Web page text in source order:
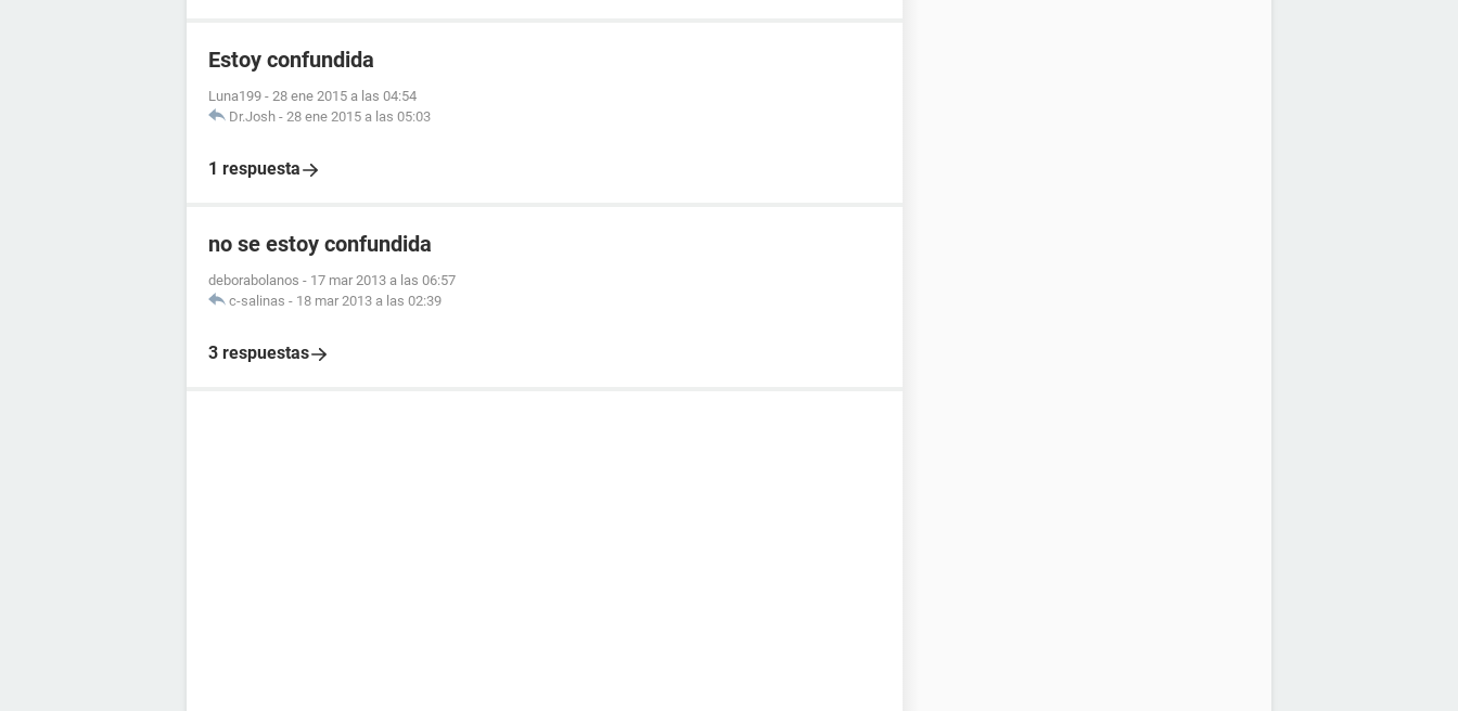
Estoy confundida
Luna199 - 28 ene 2015 a las 04:54
Dr.Josh - 28 ene 2015 a las 05:03
1 respuesta
no se estoy confundida
deborabolanos - 17 mar 2013 a las 06:57
c-salinas - 18 mar 2013 a las 02:39
3 respuestas